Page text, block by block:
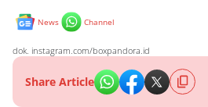
News Channel
dok. instagram.com/boxpandora.id
Share Article